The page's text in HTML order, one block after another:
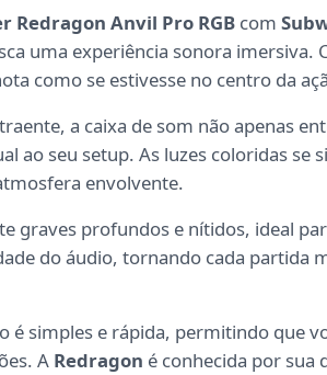
Redragon Anvil Pro RGB com
uma experiência sonora imersiva.
como se estivesse no centro da
a caixa de som não apenas
ao seu setup. As luzes coloridas se
envolvente.
graves profundos e nítidos, ideal
do áudio, tornando cada partida
é simples e rápida, permitindo que
A Redragon é conhecida por sua